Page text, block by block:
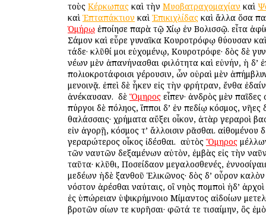
τοὺς Κέρκωπας καὶ τὴν Μυοβατραχομαχίαν καὶ
καὶ Ἑπταπάκτιον καὶ Ἐπικιχλίδας καὶ ἄλλα ὅσα
Ὁμήρῳ ἐποίησε παρὰ τῷ Χίῳ ἐν Βολισσῷ. εἶτα
Σάμον καὶ εὗρε γυναῖκα Κουροτρόφῳ θύουσαν
τάδε· κλῦθί μοι εὐχομένῳ, Κουροτρόφε· δὸς δὲ
νέων μὲν ἀπανήνασθαι φιλότητα καὶ εὐνήν, ἡ δ’
πολιοκροτάφοισι γέρουσιν, ὧν οὐραὶ μὲν
μενοινᾷ. ἐπεὶ δὲ ἧκεν εἰς τὴν φρήτραν, ἔνθα
ἀνέκαυσαν. ὁ δὲ Ὅμηρος εἶπεν· ἀνδρὸς μὲν
πύργοι δὲ πόληος, ἵπποι δ’ ἐν πεδίῳ κόσμος, νῆες
θαλάσσαις· χρήματα αὔξει οἶκον, ἀτὰρ γεραροὶ
εἰν ἀγορῇ, κόσμος τ’ ἄλλοισιν ὁρᾶσθαι. αἰθομένου
γεραρώτερος οἶκος ἰδέσθαι. ὁ αὐτὸς Ὅμηρος
τῶν ναυτῶν δεξαμένων αὐτὸν, ἐμβὰς εἰς τὴν
ταῦτα· κλῦθι, Ποσείδαον μεγαλοσθενές,
μεδέων ἠδὲ ξανθοῦ Ἑλικῶνος· δὸς δ’ οὖρον
νόστον ἀρέσθαι ναύταις, οἳ νηὸς πομποὶ ἠδ’ ἀρχοὶ
ἐς ὑπώρειαν ὑψικρήμνοιο Μίμαντος αἰδοίων
βροτῶν ὁσίων τε κυρῆσαι· φῶτά τε τισαίμην, ὃς